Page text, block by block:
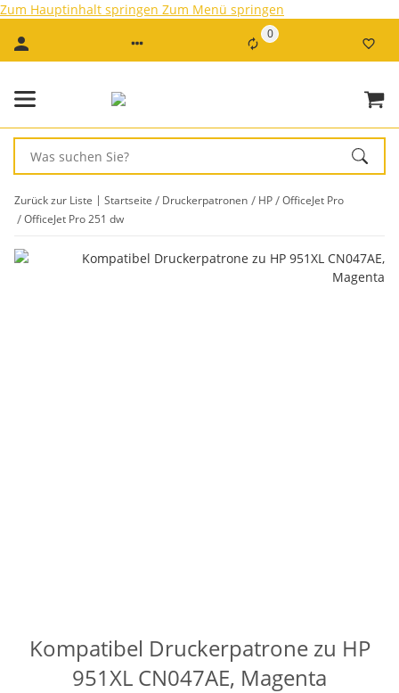
Zum Hauptinhalt springen Zum Menü springen
0
Zurück zur Liste Startseite Druckerpatronen HP
OfficeJet Pro
OfficeJet Pro 251 dw
Kompatibel Druckerpatrone zu HP
951XL CN047AE, Magenta